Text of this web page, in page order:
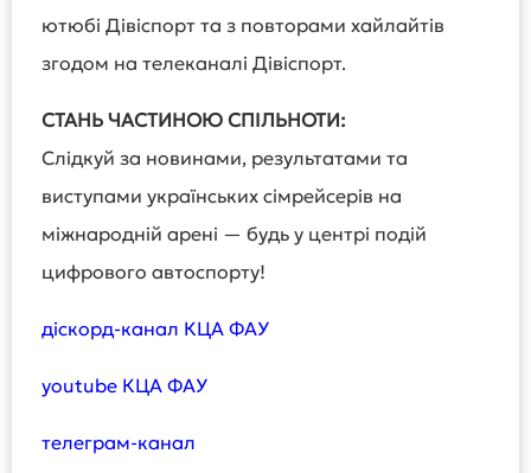
ютюбі Дівіспорт та з повторами хайлайтів
згодом на телеканалі Дівіспорт.
СТАНЬ ЧАСТИНОЮ СПІЛЬНОТИ:
Слідкуй за новинами, результатами та
виступами українських сімрейсерів на
міжнародній арені — будь у центрі подій
цифрового автоспорту!
діскорд-канал КЦА ФАУ
youtube КЦА ФАУ
телеграм-канал